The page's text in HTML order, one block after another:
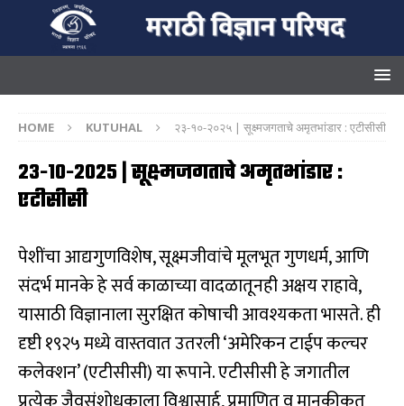
HOME KUTUHAL २३-१०-२०२५ | सूक्ष्मजगताचे अमृतभांडार : एटीसीसी
२३-१०-२०२५ | सूक्ष्मजगताचे अमृतभांडार :
एटीसीसी
पेशींचा आद्यगुणविशेष, सूक्ष्मजीवांचे मूलभूत गुणधर्म, आणि
संदर्भ मानके हे सर्व काळाच्या वादळातूनही अक्षय राहावे,
यासाठी विज्ञानाला सुरक्षित कोषाची आवश्यकता भासते. ही
दृष्टी १९२५ मध्ये वास्तवात उतरली ‘अमेरिकन टाईप कल्चर
कलेक्शन’ (एटीसीसी) या रूपाने. एटीसीसी हे जगातील